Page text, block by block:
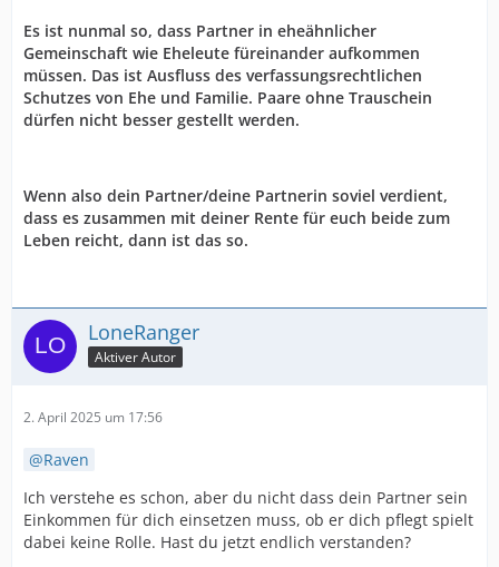
Es ist nunmal so, dass Partner in eheähnlicher
Gemeinschaft wie Eheleute füreinander aufkommen
müssen. Das ist Ausfluss des verfassungsrechtlichen
Schutzes von Ehe und Familie. Paare ohne Trauschein
dürfen nicht besser gestellt werden.
Wenn also dein Partner/deine Partnerin soviel verdient,
dass es zusammen mit deiner Rente für euch beide zum
Leben reicht, dann ist das so.
LoneRanger
Aktiver Autor
2. April 2025 um 17:56
Raven
Ich verstehe es schon, aber du nicht dass dein Partner sein
Einkommen für dich einsetzen muss, ob er dich pflegt spielt
dabei keine Rolle. Hast du jetzt endlich verstanden?